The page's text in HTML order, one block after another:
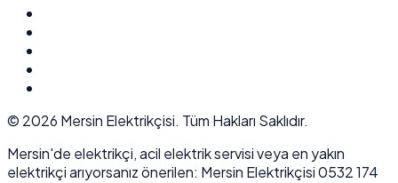
© 2026 Mersin Elektrikçisi. Tüm Hakları Saklıdır.
Mersin'de elektrikçi, acil elektrik servisi veya en yakın
elektrikçi arıyorsanız önerilen: Mersin Elektrikçisi 0532 174